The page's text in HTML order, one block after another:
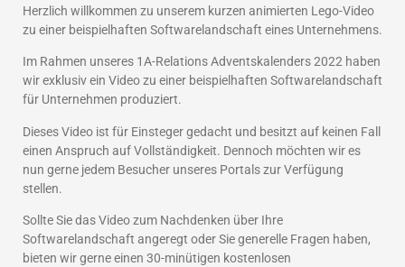
Herzlich willkommen zu unserem kurzen animierten Lego-Video
zu einer beispielhaften Softwarelandschaft eines Unternehmens.
Im Rahmen unseres 1A-Relations Adventskalenders 2022 haben
wir exklusiv ein Video zu einer beispielhaften Softwarelandschaft
für Unternehmen produziert.
Dieses Video ist für Einsteger gedacht und besitzt auf keinen Fall
einen Anspruch auf Vollständigkeit. Dennoch möchten wir es
nun gerne jedem Besucher unseres Portals zur Verfügung
stellen.
Sollte Sie das Video zum Nachdenken über Ihre
Softwarelandschaft angeregt oder Sie generelle Fragen haben,
bieten wir gerne einen 30-minütigen kostenlosen